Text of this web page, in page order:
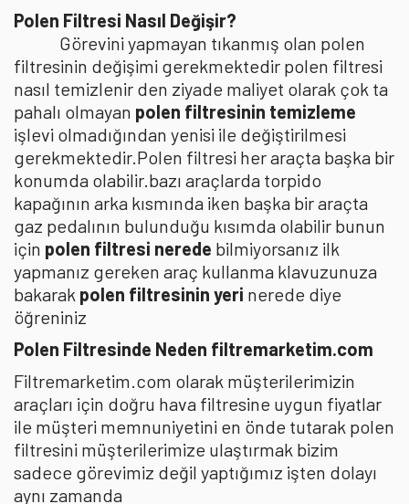
Polen Filtresi Nasıl Değişir?
Görevini yapmayan tıkanmış olan polen
filtresinin değişimi gerekmektedir polen filtresi
nasıl temizlenir den ziyade maliyet olarak çok ta
pahalı olmayan polen filtresinin temizleme
işlevi olmadığından yenisi ile değiştirilmesi
gerekmektedir.Polen filtresi her araçta başka bir
konumda olabilir.bazı araçlarda torpido
kapağının arka kısmında iken başka bir araçta
gaz pedalının bulunduğu kısımda olabilir bunun
için polen filtresi nerede bilmiyorsanız ilk
yapmanız gereken araç kullanma klavuzunuza
bakarak polen filtresinin yeri nerede diye
öğreniniz
Polen Filtresinde Neden filtremarketim.com
Filtremarketim.com olarak müşterilerimizin
araçları için doğru hava filtresine uygun fiyatlar
ile müşteri memnuniyetini en önde tutarak polen
filtresini müşterilerimize ulaştırmak bizim
sadece görevimiz değil yaptığımız işten dolayı
aynı zamanda